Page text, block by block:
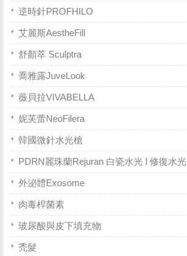
逆時針PROFHILO
艾麗斯AestheFill
舒顏萃 Sculptra
喬雅露JuveLook
薇貝拉VIVABELLA
妮芙蕾NeoFilera
韓國微針水光槍
PDRN麗珠蘭Rejuran 白瓷水光 l 修復水光
外泌體Exosome
肉毒桿菌素
玻尿酸與皮下填充物
禿髮